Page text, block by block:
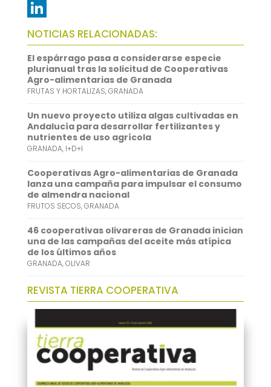
e
b
o
o
k
t
t
e
r
m
a
i
l
W
h
a
t
s
A
p
p
L
i
n
k
e
d
I
n
NOTICIAS RELACIONADAS:
El espárrago pasa a considerarse especie
plurianual tras la solicitud de Cooperativas
Agro-alimentarias de Granada
FRUTAS Y HORTALIZAS,GRANADA
Un nuevo proyecto utiliza algas cultivadas en
Andalucía para desarrollar fertilizantes y
nutrientes de uso agrícola
GRANADA, I+D+I
Cooperativas Agro-alimentarias de Granada
lanza una campaña para impulsar el consumo
de almendra nacional
FRUTOS SECOS,GRANADA
46 cooperativas olivareras de Granada inician
una de las campañas del aceite más atípica
de los últimos años
GRANADA,OLIVAR
REVISTA TIERRA COOPERATIVA